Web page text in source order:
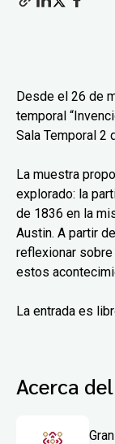
Desde el 26 de
temporal
Sala Temporal 2
La muestra
explorado: la
de 1836 en la
Austin. A partir
reflexionar
estos
La entrada es
Acerca